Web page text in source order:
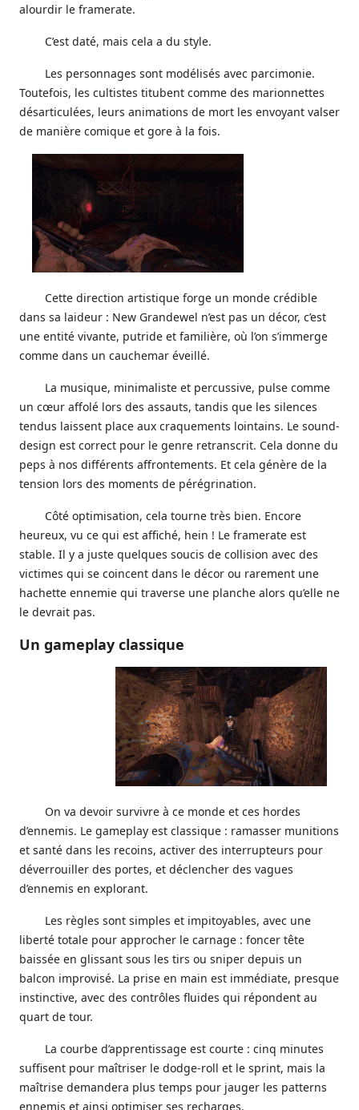
alourdir le framerate.
C’est daté, mais cela a du style.
Les personnages sont modélisés avec parcimonie.
Toutefois, les cultistes titubent comme des marionnettes
désarticulées, leurs animations de mort les envoyant valser
de manière comique et gore à la fois.
Cette direction artistique forge un monde crédible
dans sa laideur : New Grandewel n’est pas un décor, c’est
une entité vivante, putride et familière, où l’on s’immerge
comme dans un cauchemar éveillé.
La musique, minimaliste et percussive, pulse comme
un cœur affolé lors des assauts, tandis que les silences
tendus laissent place aux craquements lointains. Le sound-
design est correct pour le genre retranscrit. Cela donne du
peps à nos différents affrontements. Et cela génère de la
tension lors des moments de pérégrination.
Côté optimisation, cela tourne très bien. Encore
heureux, vu ce qui est affiché, hein ! Le framerate est
stable. Il y a juste quelques soucis de collision avec des
victimes qui se coincent dans le décor ou rarement une
hachette ennemie qui traverse une planche alors qu’elle ne
le devrait pas.
Un gameplay classique
On va devoir survivre à ce monde et ces hordes
d’ennemis. Le gameplay est classique : ramasser munitions
et santé dans les recoins, activer des interrupteurs pour
déverrouiller des portes, et déclencher des vagues
d’ennemis en explorant.
Les règles sont simples et impitoyables, avec une
liberté totale pour approcher le carnage : foncer tête
baissée en glissant sous les tirs ou sniper depuis un
balcon improvisé. La prise en main est immédiate, presque
instinctive, avec des contrôles fluides qui répondent au
quart de tour.
La courbe d’apprentissage est courte : cinq minutes
suffisent pour maîtriser le dodge-roll et le sprint, mais la
maîtrise demandera plus temps pour jauger les patterns
ennemis et ainsi optimiser ses recharges.